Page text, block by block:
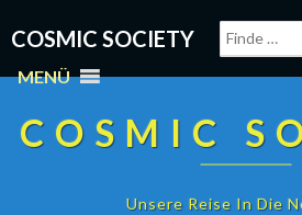
COSMIC SOCIETY
MENÜ
COSMIC
Unsere Reise In Die